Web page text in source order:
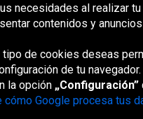
Österreich Polska
Slovenská
republika
necesidades al realizar
contenidos y
de cookies deseas
de tu navegador.
la opción „Configuración”
Google procesa tus